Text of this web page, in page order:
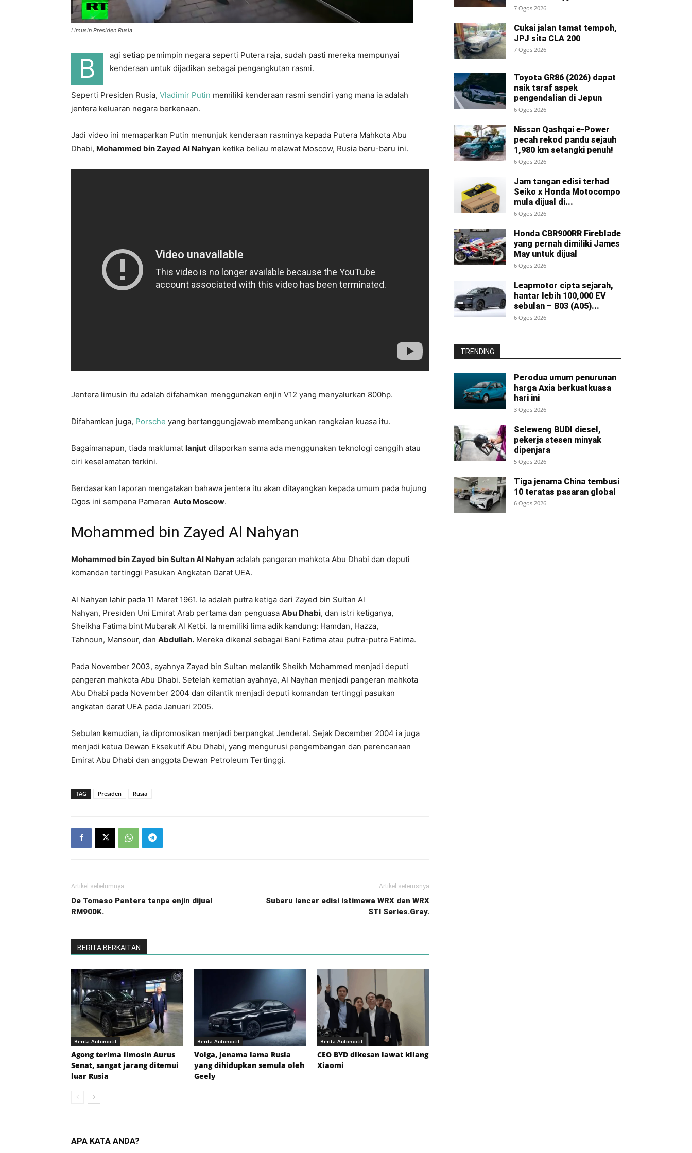
Limusin Presiden Rusia
B
agi setiap pemimpin negara seperti Putera raja, sudah pasti mereka mempunyai
kenderaan untuk dijadikan sebagai pengangkutan rasmi.
Seperti Presiden Rusia, Vladimir Putin memiliki kenderaan rasmi sendiri yang mana ia adalah
jentera keluaran negara berkenaan.
Jadi video ini memaparkan Putin menunjuk kenderaan rasminya kepada Putera Mahkota Abu
Dhabi, Mohammed bin Zayed Al Nahyan ketika beliau melawat Moscow, Rusia baru-baru ini.
Jentera limusin itu adalah difahamkan menggunakan enjin V12 yang menyalurkan 800hp.
Difahamkan juga, Porsche yang bertanggungjawab membangunkan rangkaian kuasa itu.
Bagaimanapun, tiada maklumat lanjut dilaporkan sama ada menggunakan teknologi canggih atau
ciri keselamatan terkini.
Berdasarkan laporan mengatakan bahawa jentera itu akan ditayangkan kepada umum pada hujung
Ogos ini sempena Pameran Auto Moscow.
Mohammed bin Zayed Al Nahyan
Mohammed bin Zayed bin Sultan Al Nahyan adalah pangeran mahkota Abu Dhabi dan deputi
komandan tertinggi Pasukan Angkatan Darat UEA.
Al Nahyan lahir pada 11 Maret 1961. Ia adalah putra ketiga dari Zayed bin Sultan Al
Nahyan, Presiden Uni Emirat Arab pertama dan penguasa Abu Dhabi, dan istri ketiganya,
Sheikha Fatima bint Mubarak Al Ketbi. Ia memiliki lima adik kandung: Hamdan, Hazza,
Tahnoun, Mansour, dan Abdullah. Mereka dikenal sebagai Bani Fatima atau putra-putra Fatima.
Pada November 2003, ayahnya Zayed bin Sultan melantik Sheikh Mohammed menjadi deputi
pangeran mahkota Abu Dhabi. Setelah kematian ayahnya, Al Nayhan menjadi pangeran mahkota
Abu Dhabi pada November 2004 dan dilantik menjadi deputi komandan tertinggi pasukan
angkatan darat UEA pada Januari 2005.
Sebulan kemudian, ia dipromosikan menjadi berpangkat Jenderal. Sejak December 2004 ia juga
menjadi ketua Dewan Eksekutif Abu Dhabi, yang mengurusi pengembangan dan perencanaan
Emirat Abu Dhabi dan anggota Dewan Petroleum Tertinggi.
TAG Presiden Rusia
Artikel sebelumnya
De Tomaso Pantera tanpa enjin dijual
RM900K.
Artikel seterusnya
Subaru lancar edisi istimewa WRX dan WRX
STI Series.Gray.
BERITA BERKAITAN
Berita Automotif
Agong terima limosin Aurus
Senat, sangat jarang ditemui
luar Rusia
Berita Automotif
Volga, jenama lama Rusia
yang dihidupkan semula oleh
Geely
Berita Automotif
CEO BYD dikesan lawat kilang
Xiaomi
APA KATA ANDA?
7 Ogos 2026
Cukai jalan tamat tempoh,
JPJ sita CLA 200
7 Ogos 2026
Toyota GR86 (2026) dapat
naik taraf aspek
pengendalian di Jepun
6 Ogos 2026
Nissan Qashqai e-Power
pecah rekod pandu sejauh
1,980 km setangki penuh!
6 Ogos 2026
Jam tangan edisi terhad
Seiko x Honda Motocompo
mula dijual di...
6 Ogos 2026
Honda CBR900RR Fireblade
yang pernah dimiliki James
May untuk dijual
6 Ogos 2026
Leapmotor cipta sejarah,
hantar lebih 100,000 EV
sebulan – B03 (A05)...
6 Ogos 2026
TRENDING
Perodua umum penurunan
harga Axia berkuatkuasa
hari ini
3 Ogos 2026
Seleweng BUDI diesel,
pekerja stesen minyak
dipenjara
5 Ogos 2026
Tiga jenama China tembusi
10 teratas pasaran global
6 Ogos 2026